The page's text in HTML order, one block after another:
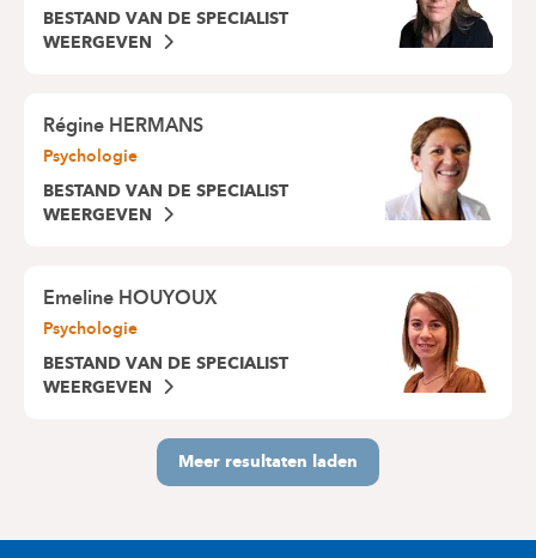
BESTAND VAN DE SPECIALIST
WEERGEVEN
Régine HERMANS
Psychologie
BESTAND VAN DE SPECIALIST
WEERGEVEN
Emeline HOUYOUX
Psychologie
BESTAND VAN DE SPECIALIST
WEERGEVEN
Meer resultaten laden